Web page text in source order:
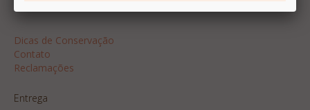
Dicas de Conservação
Contato
Reclamações
Entrega